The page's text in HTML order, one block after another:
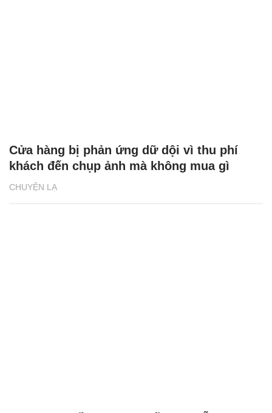
CHUYỆN LẠ
Cửa hàng bị phản ứng dữ dội vì thu phí
khách đến chụp ảnh mà không mua gì